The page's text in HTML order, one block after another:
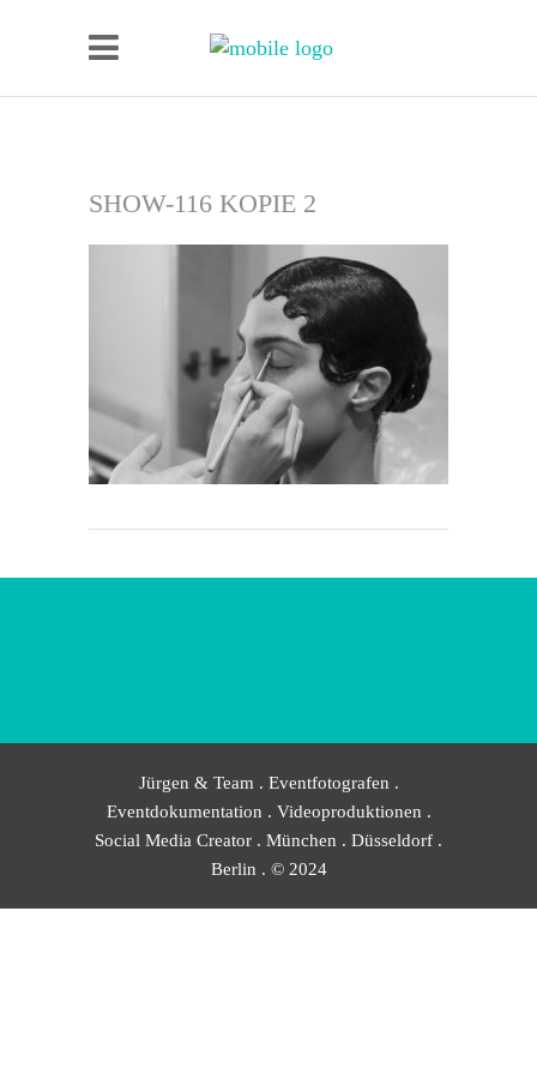
SHOW-116 KOPIE 2
Jürgen & Team . Eventfotografen .
Eventdokumentation . Videoproduktionen .
Social Media Creator . München . Düsseldorf .
Berlin . © 2024